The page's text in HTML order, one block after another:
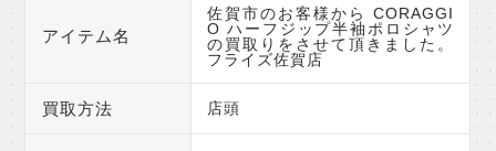
アイテム名
佐賀市のお客様から CORAGGI
O ハーフジップ半袖ポロシャツ
の買取りをさせて頂きました。
フライズ佐賀店
買取方法 店頭